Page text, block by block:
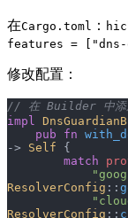
在Cargo.toml ：
features =
修改配置：
// 在 Builder 中添
impl
    pub
fn
-> Self {
        match
ResolverConfig ::
ResolverConfig ::